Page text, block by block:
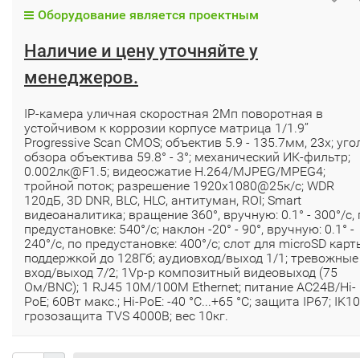
Оборудование является проектным
Наличие и цену уточняйте у
менеджеров.
IP-камера уличная скоростная 2Мп поворотная в
устойчивом к коррозии корпусе матрица 1/1.9’’
Progressive Scan CMOS; объектив 5.9 - 135.7мм, 23x;
обзора объектива 59.8° - 3°; механический ИК-фильтр;
0.002лк@F1.5; видеосжатие H.264/MJPEG/MPEG4;
тройной поток; разрешение 1920х1080@25к/с; WDR
120дБ, 3D DNR, BLC, HLC, антитуман, ROI; Smart
видеоаналитика; вращение 360°, вручную: 0.1° - 300°/с,
предустановке: 540°/с; наклон -20° - 90°, вручную: 0.1° -
240°/с, по предустановке: 400°/с; слот для microSD
поддержкой до 128Гб; аудиовход/выход 1/1; тревожные
вход/выход 7/2; 1Vp-p композитный видеовыход (75
Ом/BNC); 1 RJ45 10M/100M Ethernet; питание AC24В/Hi-
PoE; 60Вт макс.; Hi-PoE: -40 °C...+65 °C; защита IP67;
грозозащита TVS 4000B; вес 10кг.